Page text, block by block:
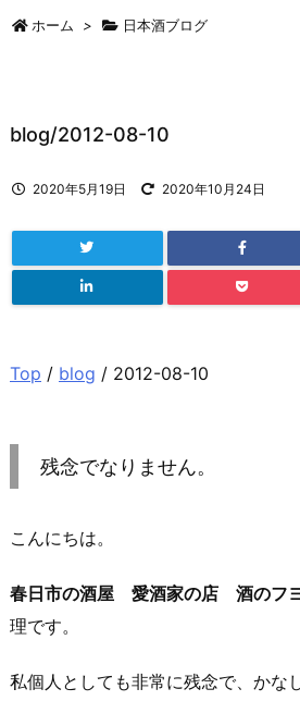
ホーム > 日本酒ブログ
blog/2012-08-10
2020年5月19日 2020年10月24日
Top / blog / 2012-08-10
残念でなりません。
こんにちは。
春日市の酒屋 愛酒家の店 酒のフ
理です。
私個人としても非常に残念で、かな